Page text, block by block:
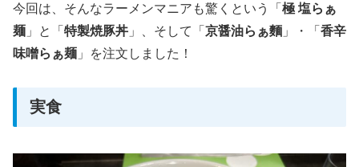
今回は、そんなラーメンマニアも驚くという「 極 塩らぁ
麺 」と「 特製焼豚丼 」、そして「 京醤油らぁ麵 」・「 香辛
味噌らぁ麺 」を注文しました！
実食